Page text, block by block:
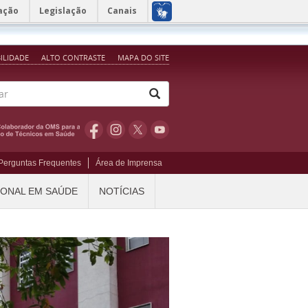
Legislação Canais
ALTO CONTRASTE MAPA DO SITE
Perguntas Frequentes Área de Imprensa
EM SAÚDE NOTÍCIAS